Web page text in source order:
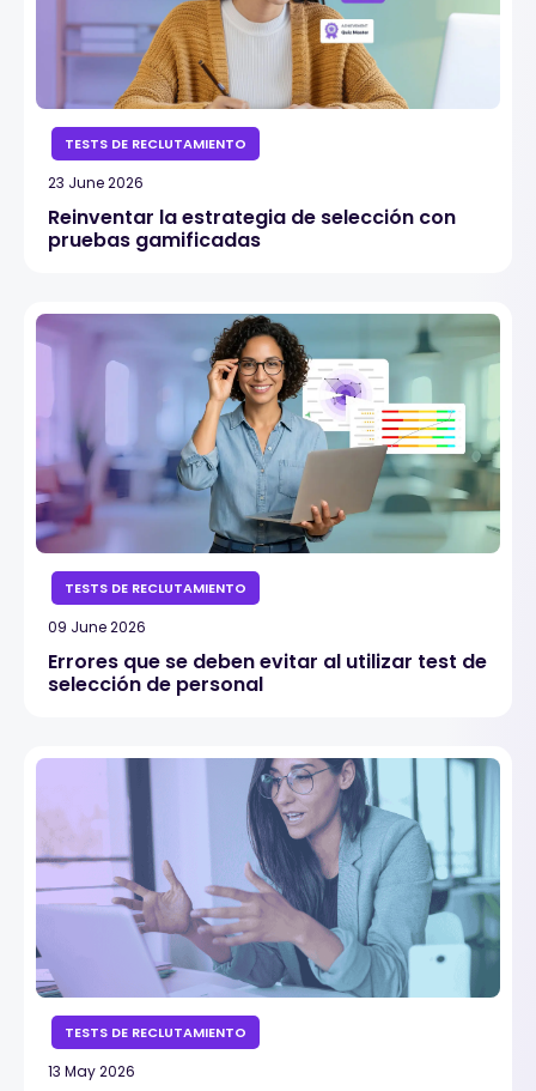
TESTS DE RECLUTAMIENTO
23 June 2026
Reinventar la estrategia de selección con
pruebas gamificadas
TESTS DE RECLUTAMIENTO
09 June 2026
Errores que se deben evitar al utilizar test de
selección de personal
TESTS DE RECLUTAMIENTO
13 May 2026